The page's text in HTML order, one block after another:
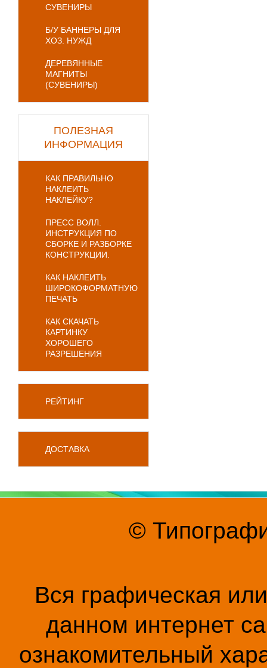
СУВЕНИРЫ
Б/У БАННЕРЫ ДЛЯ
ХОЗ. НУЖД
ДЕРЕВЯННЫЕ
МАГНИТЫ
(СУВЕНИРЫ)
ПОЛЕЗНАЯ
ИНФОРМАЦИЯ
КАК ПРАВИЛЬНО
НАКЛЕИТЬ
НАКЛЕЙКУ?
ПРЕСС ВОЛЛ.
ИНСТРУКЦИЯ ПО
СБОРКЕ И РАЗБОРКЕ
КОНСТРУКЦИИ.
КАК НАКЛЕИТЬ
ШИРОКОФОРМАТНУЮ
ПЕЧАТЬ
КАК СКАЧАТЬ
КАРТИНКУ
ХОРОШЕГО
РАЗРЕШЕНИЯ
РЕЙТИНГ
ДОСТАВКА
©
Вся графическая
данном интернет
ознакомительный